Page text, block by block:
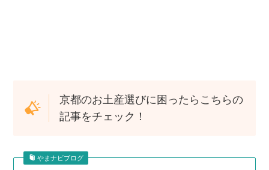
京都のお土産選びに困ったらこちらの
記事をチェック！
やまナビブログ